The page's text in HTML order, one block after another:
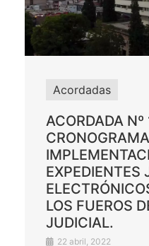
Acordadas
ACORDADA
EXPEDIENTES
LOS FUEROS
JUDICIAL.
22 abril, 2022